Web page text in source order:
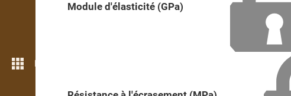
Plus de fonctions
Module d'élasticité (GPa)